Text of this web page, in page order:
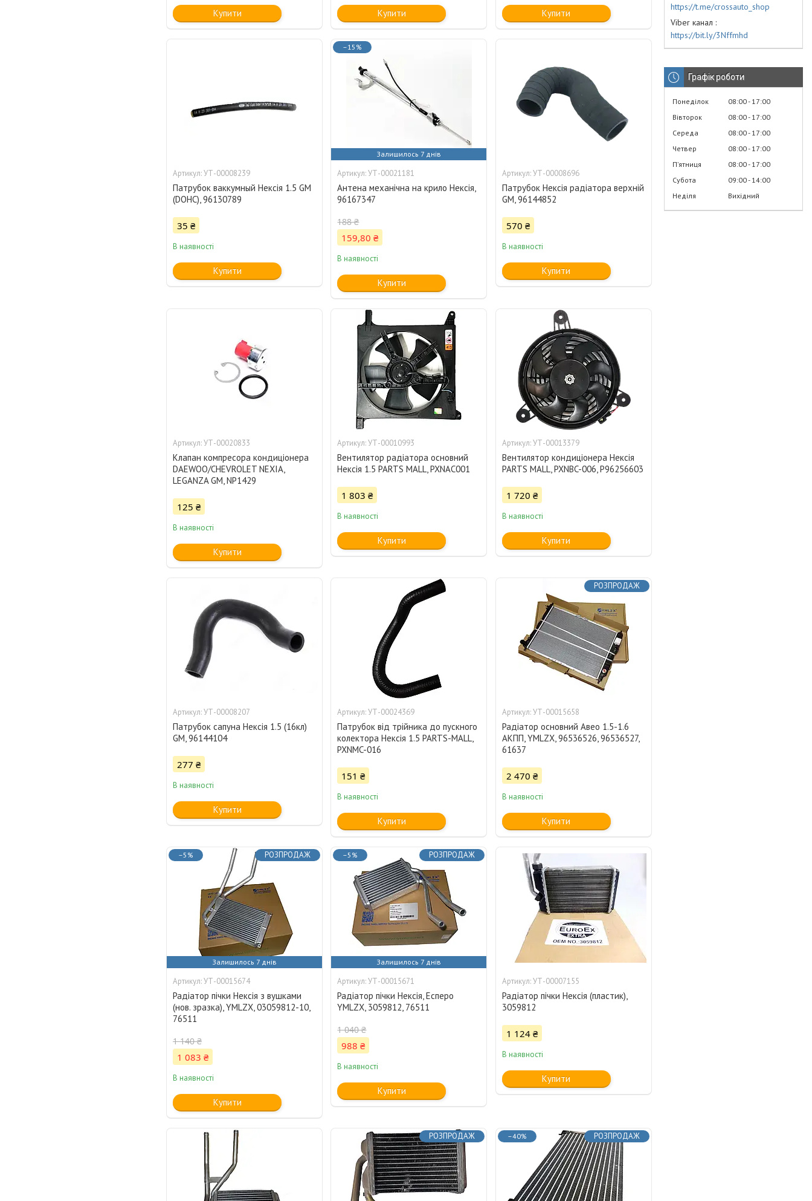
Купити Купити Купити
УТ-00008239
Патрубок ваккумный Нексія 1.5 GM
(DOHC), 96130789
35 ₴
В наявності
Купити
–15%
Залишилось 7 днів
УТ-00021181
Антена механічна на крило Нексія,
96167347
188 ₴
159,80 ₴
В наявності
Купити
УТ-00008696
Патрубок Нексія радіатора верхній
GM, 96144852
570 ₴
В наявності
Купити
УТ-00020833
Клапан компресора кондиціонера
DAEWOO/CHEVROLET NEXIA,
LEGANZA GM, NP1429
125 ₴
В наявності
Купити
УТ-00010993
Вентилятор радіатора основний
Нексія 1.5 PARTS MALL, PXNAC001
1 803 ₴
В наявності
Купити
УТ-00013379
Вентилятор кондиціонера Нексія
PARTS MALL, PXNBC-006, P96256603
1 720 ₴
В наявності
Купити
УТ-00008207
Патрубок сапуна Нексія 1.5 (16кл)
GM, 96144104
277 ₴
В наявності
Купити
УТ-00024369
Патрубок від трійника до пускного
колектора Нексія 1.5 PARTS-MALL,
PXNMC-016
151 ₴
В наявності
Купити
РОЗПРОДАЖ
УТ-00015658
Радіатор основний Авео 1.5-1.6
АКПП, YMLZX, 96536526, 96536527,
61637
2 470 ₴
В наявності
Купити
–5%
Залишилось 7 днів
РОЗПРОДАЖ
УТ-00015674
Радіатор пічки Нексія з вушками
(нов. зразка), YMLZX, 03059812-10,
76511
1 140 ₴
1 083 ₴
В наявності
Купити
–5%
Залишилось 7 днів
РОЗПРОДАЖ
УТ-00015671
Радіатор пічки Нексія, Есперо
YMLZX, 3059812, 76511
1 040 ₴
988 ₴
В наявності
Купити
УТ-00007155
Радіатор пічки Нексія (пластик),
3059812
1 124 ₴
В наявності
Купити
РОЗПРОДАЖ –40% РОЗПРОДАЖ
https://t.me/crossauto_shop
Viber канал
https://bit.ly/3Nffmhd
Графік роботи
Понеділок 08:00 17:00
Вівторок
08:00 17:00
Середа
08:00 17:00
Четвер
08:00 17:00
Пʼятниця
08:00 17:00
Субота
09:00 14:00
Неділя
Вихідний